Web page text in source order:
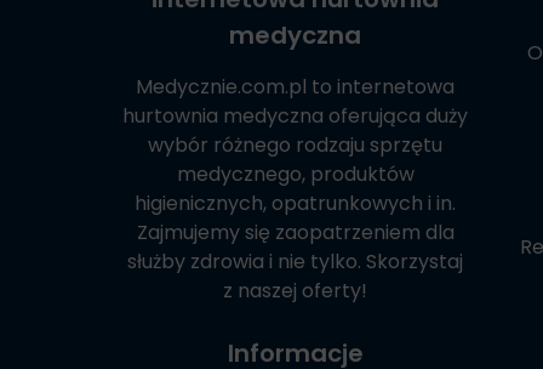
medyczna
Medycznie.com.pl to internetowa
hurtownia medyczna oferująca duży
wybór różnego rodzaju sprzętu
medycznego, produktów
higienicznych, opatrunkowych i in.
Zajmujemy się zaopatrzeniem dla
służby zdrowia i nie tylko. Skorzystaj
z naszej oferty!
Informacje